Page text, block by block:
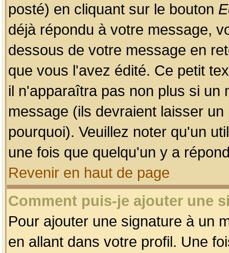
posté) en cliquant sur le bouton
déjà répondu à votre message,
dessous de votre message en
que vous l'avez édité. Ce petit
il n'apparaîtra pas non plus si un
message (ils devraient laisser
pourquoi). Veuillez noter qu'un
une fois que quelqu'un y a
Revenir en haut de page
Comment puis-je ajouter une
Pour ajouter une signature à un
en allant dans votre profil. Une